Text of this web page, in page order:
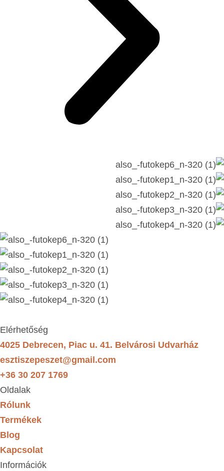
Elérhetőség
4025 Debrecen, Piac u. 41. Belvárosi Udvarház
esztiszepeszet@gmail.com
+36 30 207 1769
Oldalak
Rólunk
Termékek
Blog
Kapcsolat
Információk